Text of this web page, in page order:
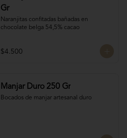
Gr
Naranjitas confitadas bañadas en
chocolate belga 54,5% cacao
$4.500
Manjar Duro 250 Gr
Bocados de manjar artesanal duro